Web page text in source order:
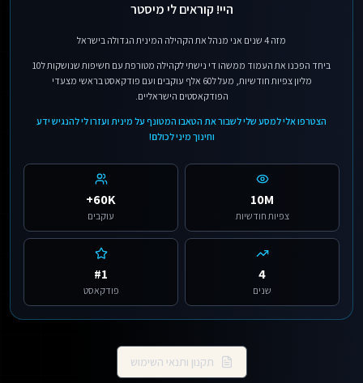
היי! קוראים לי מיסטר
מזה 4 שנים אני מנהל את הקהילה המינית הגדולה בישראל
ביחד הפכנו את העמוד ממשהו די נישתי לקהילה מטורפת עם חשיפות שנושקות ל10
מליון צפיות חודשיות, מעל ל60 אלף עוקבים ועם פודקאסט בראשי מצעדי
הפודקאסטים הישראליים.
הצטרפו אלי למסע שלי לשבור את הטאבו המטונף על מינית ועזרו לי להנגיש ידע
וחינוך מיני לכולם!
10M
צפיות חודשיות
60K+
עוקבים
4
שנים
#1
פודקאסט
תקנון ותנאי השימוש